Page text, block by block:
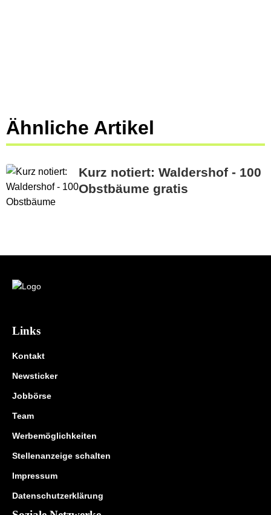
Ähnliche Artikel
Kurz notiert: Waldershof - 100
Obstbäume gratis
Links
Kontakt
Newsticker
Jobbörse
Team
Werbemöglichkeiten
Stellenanzeige schalten
Impressum
Datenschutzerklärung